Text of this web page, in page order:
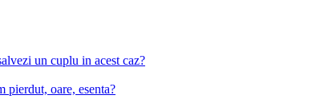
un cuplu in acest caz?
pierdut, oare, esenta?